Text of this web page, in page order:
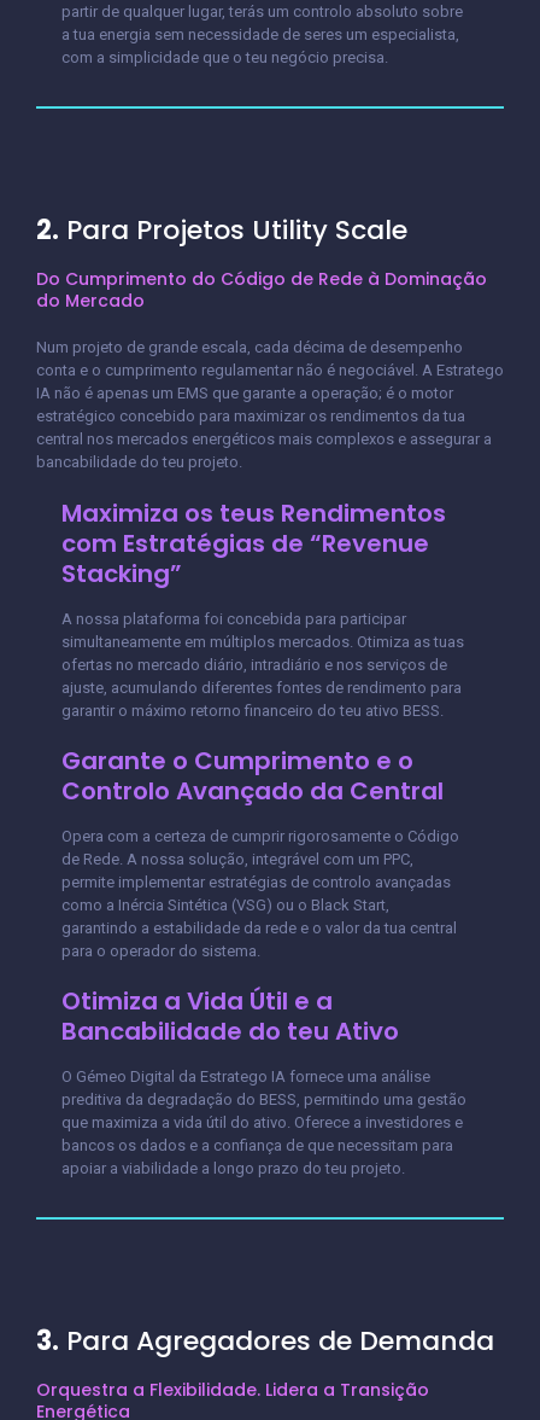
partir de qualquer lugar, terás um controlo absoluto sobre
a tua energia sem necessidade de seres um especialista,
com a simplicidade que o teu negócio precisa.
2. Para Projetos Utility Scale
Do Cumprimento do Código de Rede à Dominação
do Mercado
Num projeto de grande escala, cada décima de desempenho
conta e o cumprimento regulamentar não é negociável. A Estratego
IA não é apenas um EMS que garante a operação; é o motor
estratégico concebido para maximizar os rendimentos da tua
central nos mercados energéticos mais complexos e assegurar a
bancabilidade do teu projeto.
Maximiza os teus Rendimentos
com Estratégias de “Revenue
Stacking”
A nossa plataforma foi concebida para participar
simultaneamente em múltiplos mercados. Otimiza as tuas
ofertas no mercado diário, intradiário e nos serviços de
ajuste, acumulando diferentes fontes de rendimento para
garantir o máximo retorno financeiro do teu ativo BESS.
Garante o Cumprimento e o
Controlo Avançado da Central
Opera com a certeza de cumprir rigorosamente o Código
de Rede. A nossa solução, integrável com um PPC,
permite implementar estratégias de controlo avançadas
como a Inércia Sintética (VSG) ou o Black Start,
garantindo a estabilidade da rede e o valor da tua central
para o operador do sistema.
Otimiza a Vida Útil e a
Bancabilidade do teu Ativo
O Gémeo Digital da Estratego IA fornece uma análise
preditiva da degradação do BESS, permitindo uma gestão
que maximiza a vida útil do ativo. Oferece a investidores e
bancos os dados e a confiança de que necessitam para
apoiar a viabilidade a longo prazo do teu projeto.
3. Para Agregadores de Demanda
Orquestra a Flexibilidade. Lidera a Transição
Energética